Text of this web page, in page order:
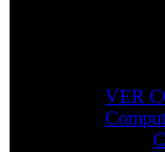
VER